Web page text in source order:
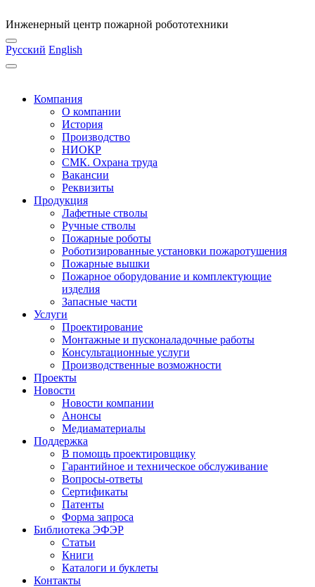
Инженерный центр пожарной робототехники
Русский English
Компания
О компании
История
Производство
НИОКР
СМК. Охрана труда
Вакансии
Реквизиты
Продукция
Лафетные стволы
Ручные стволы
Пожарные роботы
Роботизированные установки пожаротушения
Пожарные вышки
Пожарное оборудование и комплектующие
изделия
Запасные части
Услуги
Проектирование
Монтажные и пусконаладочные работы
Консультационные услуги
Производственные возможности
Проекты
Новости
Новости компании
Анонсы
Медиаматериалы
Поддержка
В помощь проектировщику
Гарантийное и техническое обслуживание
Вопросы-ответы
Сертификаты
Патенты
Форма запроса
Библиотека ЭФЭР
Статьи
Книги
Каталоги и буклеты
Контакты